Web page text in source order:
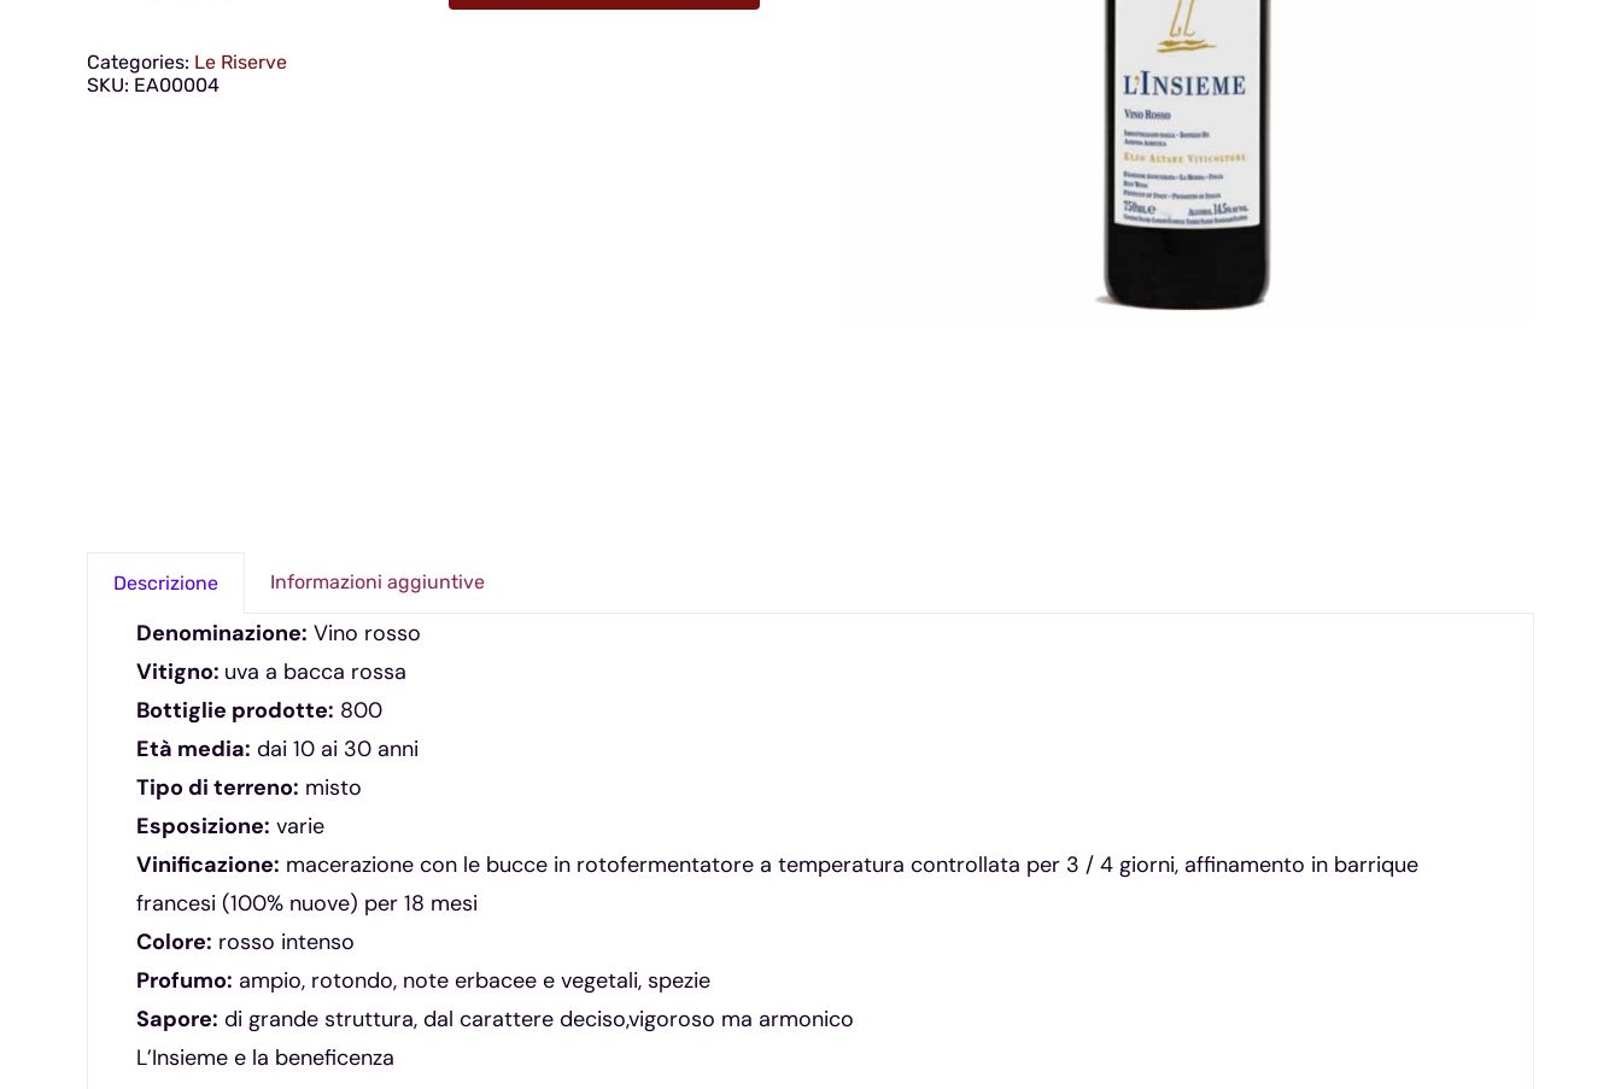
Categories: Le Riserve
SKU: EA00004
Descrizione Informazioni aggiuntive
Denominazione: Vino rosso
Vitigno: uva a bacca rossa
Bottiglie prodotte: 800
Età media: dai 10 ai 30 anni
Tipo di terreno: misto
Esposizione: varie
Vinificazione: macerazione con le bucce in rotofermentatore a temperatura controllata per 3 / 4 giorni, affinamento in barrique
francesi (100% nuove) per 18 mesi
Colore: rosso intenso
Profumo: ampio, rotondo, note erbacee e vegetali, spezie
Sapore: di grande struttura, dal carattere deciso,vigoroso ma armonico
L’Insieme e la beneficenza